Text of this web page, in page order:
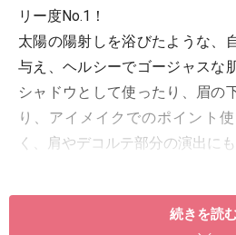
リー度No.1！
太陽の陽射しを浴びたような、
与え、ヘルシーでゴージャスな
シャドウとして使ったり、眉の
り、アイメイクでのポイント
く、肩やデコルテ部分の演出にも
■シマーブリック ピンク（画像
続きを読